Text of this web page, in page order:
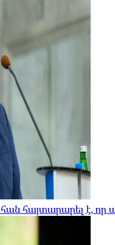
հայտարարել է, որ